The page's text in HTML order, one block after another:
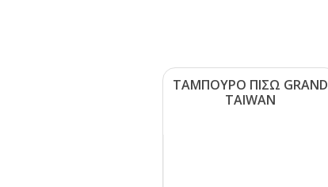
ΤΑΜΠΟΥΡΟ ΠΙΣΩ GRΑΝD
ΤΑΙWΑΝ